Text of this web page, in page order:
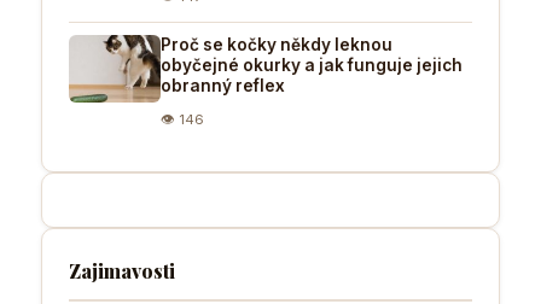
Proč se kočky někdy leknou
obyčejné okurky a jak funguje jejich
obranný reflex
👁 146
Zajimavosti